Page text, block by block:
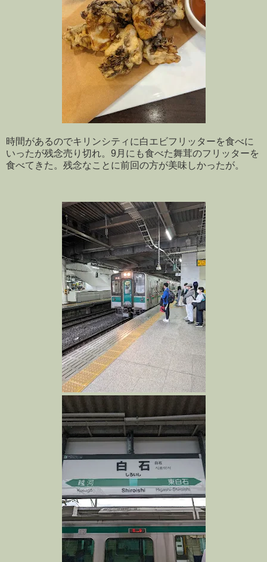
時間があるのでキリンシティに白エビフリッターを食べに
いったが残念売り切れ。9月にも食べた舞茸のフリッターを
食べてきた。残念なことに前回の方が美味しかったが。